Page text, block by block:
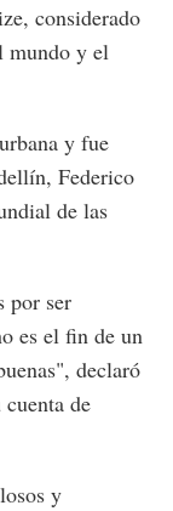
considerado
mundo y el
y fue
Federico
de las
por ser
es el fin de un
declaró
de
y